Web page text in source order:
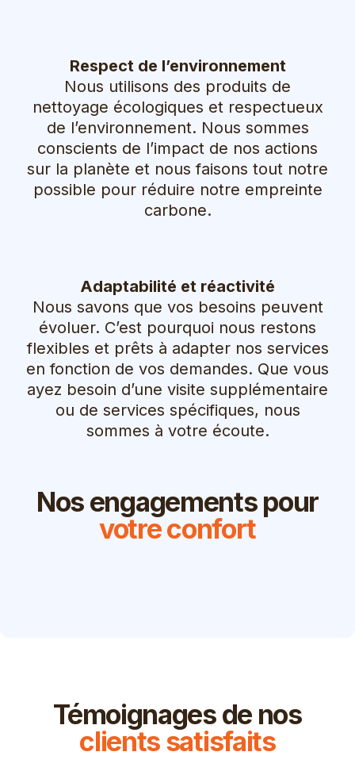
Respect de l’environnement
Nous utilisons des produits de
nettoyage écologiques et respectueux
de l’environnement. Nous sommes
conscients de l’impact de nos actions
sur la planète et nous faisons tout notre
possible pour réduire notre empreinte
carbone.
Adaptabilité et réactivité
Nous savons que vos besoins peuvent
évoluer. C’est pourquoi nous restons
flexibles et prêts à adapter nos services
en fonction de vos demandes. Que vous
ayez besoin d’une visite supplémentaire
ou de services spécifiques, nous
sommes à votre écoute.
Nos engagements pour
votre confort
Témoignages de nos
clients satisfaits